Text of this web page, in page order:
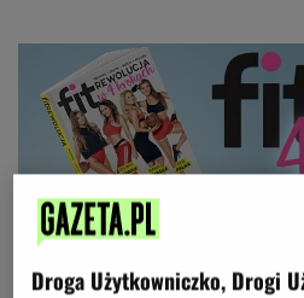
Droga Użytkowniczko, Drogi